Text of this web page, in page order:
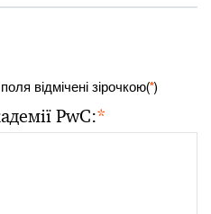
відмічені зірочкою(*)
PwC:*